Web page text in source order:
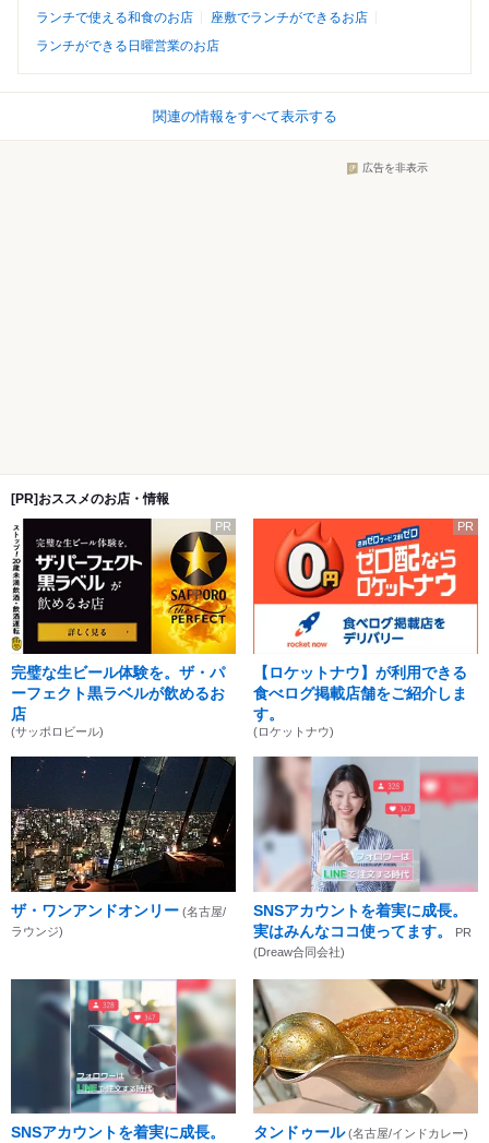
ランチで使える和食のお店
座敷でランチができるお店
ランチができる日曜営業のお店
関連の情報をすべて表示する
広告を非表示
[PR]おススメのお店・情報
PR
完璧な生ビール体験を。ザ・パ
ーフェクト黒ラベルが飲めるお
店
(サッポロビール)
PR
【ロケットナウ】が利用できる
食べログ掲載店舗をご紹介しま
す。
(ロケットナウ)
ザ・ワンアンドオンリー (名古屋/
ラウンジ)
SNSアカウントを着実に成長。
実はみんなココ使ってます。
PR
(Dreaw合同会社)
SNSアカウントを着実に成長。
タンドゥール (名古屋/インドカレー)